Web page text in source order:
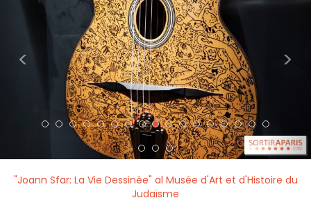
< >
"Joann Sfar: La Vie Dessinée" al Musée d'Art et d'Histoire du
Judaïsme